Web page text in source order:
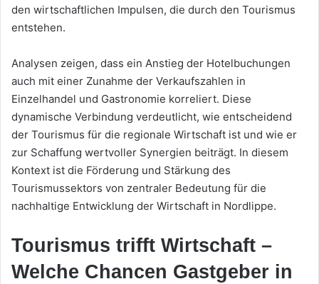
den wirtschaftlichen Impulsen, die durch den Tourismus
entstehen.
Analysen zeigen, dass ein Anstieg der Hotelbuchungen
auch mit einer Zunahme der Verkaufszahlen in
Einzelhandel und Gastronomie korreliert. Diese
dynamische Verbindung verdeutlicht, wie entscheidend
der Tourismus für die regionale Wirtschaft ist und wie er
zur Schaffung wertvoller Synergien beiträgt. In diesem
Kontext ist die Förderung und Stärkung des
Tourismussektors von zentraler Bedeutung für die
nachhaltige Entwicklung der Wirtschaft in Nordlippe.
Tourismus trifft Wirtschaft –
Welche Chancen Gastgeber in